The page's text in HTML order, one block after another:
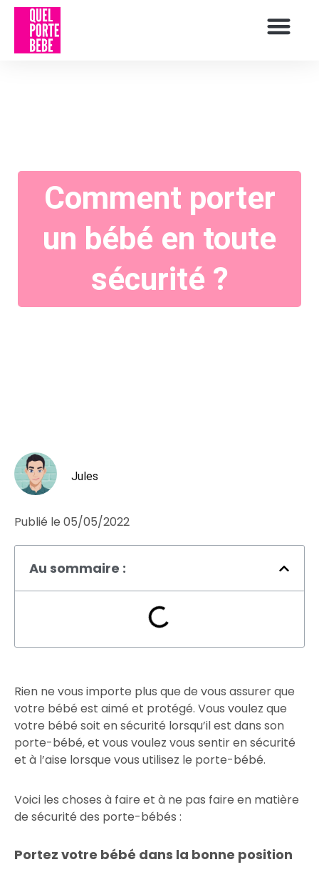
Comment porter
un bébé en toute
sécurité ?
Jules
Publié le 05/05/2022
Au sommaire :
Rien ne vous importe plus que de vous assurer que
votre bébé est aimé et protégé. Vous voulez que
votre bébé soit en sécurité lorsqu’il est dans son
porte-bébé, et vous voulez vous sentir en sécurité
et à l’aise lorsque vous utilisez le porte-bébé.
Voici les choses à faire et à ne pas faire en matière
de sécurité des porte-bébés :
Portez votre bébé dans la bonne position